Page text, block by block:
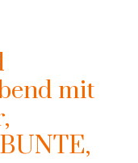
mit